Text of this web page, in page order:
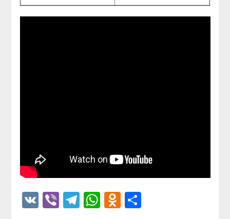
VKViberTelegram
WhatsApp
Odnoklassniki
Отправить